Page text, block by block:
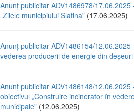
Anunț publicitar ADV1486978/
„Zilele municipiului Slatina” (17.06.2025)
Anunț publicitar ADV1486154/
vederea producerii de energie din
Anunț publicitar ADV1486148/
obiectivul „Construire incinerator în
municipale” (12.06.2025)